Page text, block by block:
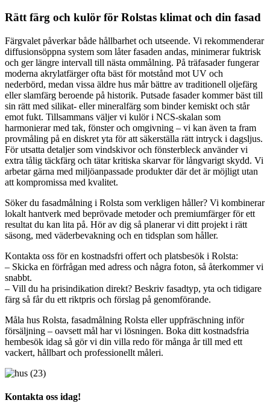
Rätt färg och kulör för Rolstas klimat och din fasad
Färgvalet påverkar både hållbarhet och utseende. Vi rekommenderar
diffusionsöppna system som låter fasaden andas, minimerar fuktrisk
och ger längre intervall till nästa ommålning. På träfasader fungerar
moderna akrylatfärger ofta bäst för motstånd mot UV och
nederbörd, medan vissa äldre hus mår bättre av traditionell oljefärg
eller slamfärg beroende på historik. Putsade fasader kommer bäst till
sin rätt med silikat- eller mineralfärg som binder kemiskt och står
emot fukt. Tillsammans väljer vi kulör i NCS-skalan som
harmonierar med tak, fönster och omgivning – vi kan även ta fram
provmåling på en diskret yta för att säkerställa rätt intryck i dagsljus.
För utsatta detaljer som vindskivor och fönsterbleck använder vi
extra tålig täckfärg och tätar kritiska skarvar för långvarigt skydd. Vi
arbetar gärna med miljöanpassade produkter där det är möjligt utan
att kompromissa med kvalitet.
Söker du fasadmålning i Rolsta som verkligen håller? Vi kombinerar
lokalt hantverk med beprövade metoder och premiumfärger för ett
resultat du kan lita på. Hör av dig så planerar vi ditt projekt i rätt
säsong, med väderbevakning och en tidsplan som håller.
Kontakta oss för en kostnadsfri offert och platsbesök i Rolsta:
– Skicka en förfrågan med adress och några foton, så återkommer vi
snabbt.
– Vill du ha prisindikation direkt? Beskriv fasadtyp, yta och tidigare
färg så får du ett riktpris och förslag på genomförande.
Måla hus Rolsta, fasadmålning Rolsta eller uppfräschning inför
försäljning – oavsett mål har vi lösningen. Boka ditt kostnadsfria
hembesök idag så gör vi din villa redo för många år till med ett
vackert, hållbart och professionellt måleri.
Kontakta oss idag!